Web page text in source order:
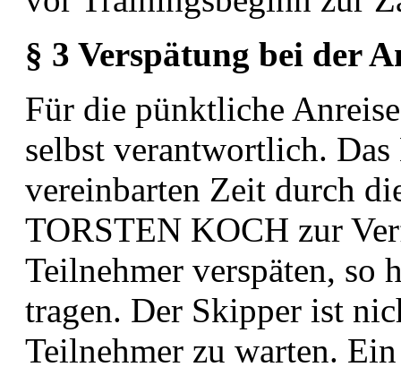
§ 3 Verspätung bei der
Für die pünktliche
selbst verantwortlich.
vereinbarten Zeit durch
TORSTEN KOCH zur
Teilnehmer verspäten, so
tragen. Der Skipper ist
Teilnehmer zu warten.